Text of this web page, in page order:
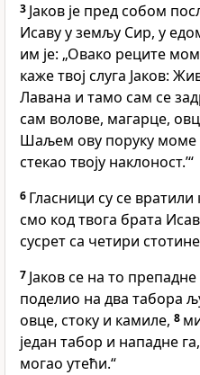
3 Јаков је пред собом
Исаву у земљу Сир, у
им је: „Овако реците
каже твој слуга Јаков:
Лавана и тамо сам се
сам волове, магарце,
Шаљем ову поруку моме
стекао твоју наклоност.’“
6 Гласници су се вратили
смо код твога брата
сусрет са четири
7 Јаков се на то
поделио на два табора
овце, стоку и камиле, 8
један табор и нападне
могао утећи.“